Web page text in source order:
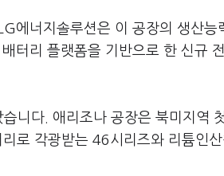
에너지솔루션은 이 공장의 생산능
터리 플랫폼을 기반으로 한 신규 전
니다. 애리조나 공장은 북미지역
로 각광받는 46시리즈와 리튬인산